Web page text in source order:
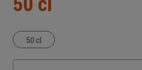
50 cl